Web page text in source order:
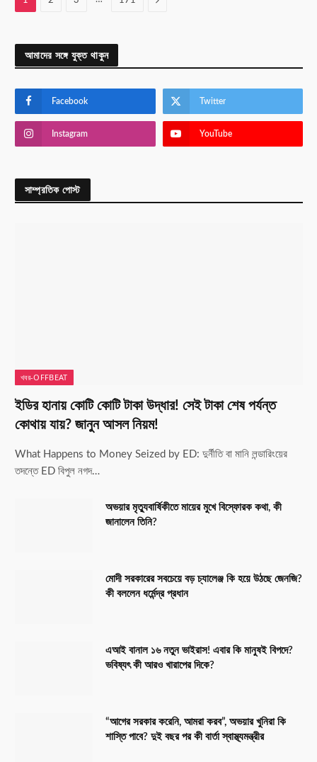
আমাদের সঙ্গে যুক্ত থাকুন
Facebook Twitter
Instagram YouTube
সাম্প্রতিক পোস্ট
খবর-OFFBEAT
ইডির হানায় কোটি কোটি টাকা উদ্ধার! সেই টাকা শেষ পর্যন্ত
কোথায় যায়? জানুন আসল নিয়ম!
What Happens to Money Seized by ED: দুর্নীতি বা মানি লন্ডারিংয়ের
তদন্তে ED বিপুল নগদ…
অভয়ার মৃত্যুবার্ষিকীতে মায়ের মুখে বিস্ফোরক কথা, কী
জানালেন তিনি?
মোদী সরকারের সবচেয়ে বড় চ্যালেঞ্জ কি হয়ে উঠছে জেনজি?
কী বললেন ধর্মেন্দ্র প্রধান
এআই বানাল ১৬ নতুন ভাইরাস! এবার কি মানুষই বিপদে?
ভবিষ্যৎ কী আরও খারাপের দিকে?
“আগের সরকার করেনি, আমরা করব”, অভয়ার খুনিরা কি
শাস্তি পাবে? দুই বছর পর কী বার্তা স্বাস্থ্যমন্ত্রীর